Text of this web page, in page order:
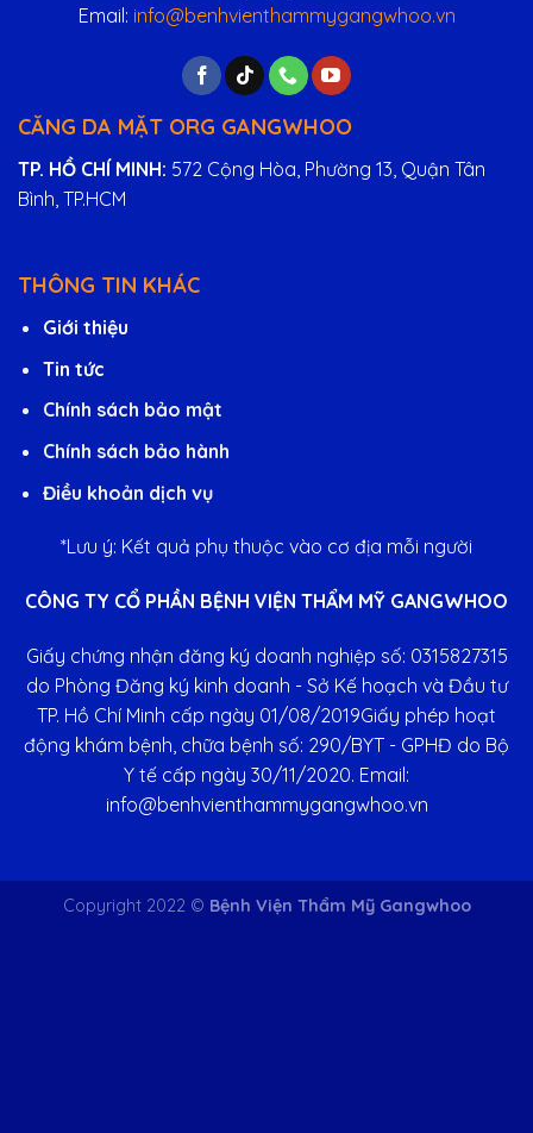
Email: info@benhvienthammygangwhoo.vn
CĂNG DA MẶT ORG GANGWHOO
TP. HỒ CHÍ MINH: 572 Cộng Hòa, Phường 13, Quận Tân
Bình, TP.HCM
THÔNG TIN KHÁC
Giới thiệu
Tin tức
Chính sách bảo mật
Chính sách bảo hành
Điều khoản dịch vụ
*Lưu ý: Kết quả phụ thuộc vào cơ địa mỗi người
CÔNG TY CỔ PHẦN BỆNH VIỆN THẨM MỸ GANGWHOO
Giấy chứng nhận đăng ký doanh nghiệp số: 0315827315
do Phòng Đăng ký kinh doanh - Sở Kế hoạch và Đầu tư
TP. Hồ Chí Minh cấp ngày 01/08/2019Giấy phép hoạt
động khám bệnh, chữa bệnh số: 290/BYT - GPHĐ do Bộ
Y tế cấp ngày 30/11/2020. Email:
info@benhvienthammygangwhoo.vn
Copyright 2022 © Bệnh Viện Thẩm Mỹ Gangwhoo